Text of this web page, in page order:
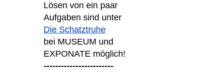
Lösen von ein paar
Aufgaben sind unter
Die Schatztruhe
bei MUSEUM und
EXPONATE möglich!
------------------------